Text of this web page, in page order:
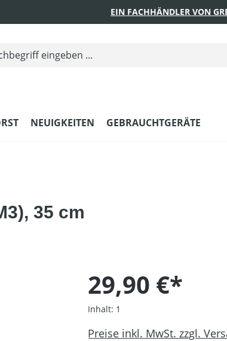
EIN FACHHÄNDLER VON
NEUIGKEITEN GEBRAUCHTGERÄTE
35 cm
29,90 €*
Inhalt: 1
Preise inkl. MwSt. zzgl.